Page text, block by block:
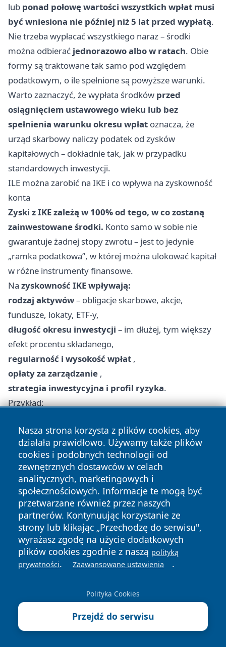
lub ponad połowę wartości wszystkich wpłat musi
być wniesiona nie później niż 5 lat przed wypłatą.
Nie trzeba wypłacać wszystkiego naraz – środki
można odbierać jednorazowo albo w ratach. Obie
formy są traktowane tak samo pod względem
podatkowym, o ile spełnione są powyższe warunki.
Warto zaznaczyć, że wypłata środków przed
osiągnięciem ustawowego wieku lub bez
spełnienia warunku okresu wpłat oznacza, że
urząd skarbowy naliczy podatek od zysków
kapitałowych – dokładnie tak, jak w przypadku
standardowych inwestycji.
ILE można zarobić na IKE i co wpływa na zyskowność
konta
Zyski z IKE zależą w 100% od tego, w co zostaną
zainwestowane środki. Konto samo w sobie nie
gwarantuje żadnej stopy zwrotu – jest to jedynie
„ramka podatkowa”, w której można ulokować kapitał
w różne instrumenty finansowe.
Na zyskowność IKE wpływają:
rodzaj aktywów– obligacje skarbowe, akcje,
fundusze, lokaty, ETF-y,
długość okresu inwestycji – im dłużej, tym większy
efekt procentu składanego,
regularność i wysokość wpłat ,
opłaty za zarządzanie ,
strategia inwestycyjna i profil ryzyka.
Przykład:
15 lat i założeniu średniorocznej stopy zwrotu5%,
wartość konta może wyglądać następująco:
Suma wpłat : 300 000 zł
Zysk kapitałowy : ~165 000 zł
Wartość końcowa konta: ~465 000 zł
Podatek Belki: 0 zł(jeśli wypłata zgodna z ustawą)
Efektywny zysk netto: ~165 000 zł
Dla porównania – gdyby taka sama inwestycja była
realizowana poza IKE, podatek Belki zredukowałby
zysk o około31 350 zł(czyli 19% z 165 000 zł). To
przewagę konta IKE.
Ile kosztuje prowadzenie konta IKE i jakie są ukryte
opłaty
Nasza strona korzysta z plików cookies, aby
działała prawidłowo. Używamy także plików
cookies i podobnych technologii od
zewnętrznych dostawców w celach
analitycznych, marketingowych i
społecznościowych. Informacje te mogą być
przetwarzane również przez naszych
partnerów. Kontynuując korzystanie ze
strony lub klikając „Przechodzę do serwisu",
wyrażasz zgodę na użycie dodatkowych
plików cookies zgodnie z naszą polityką
prywatności. Zaawansowane ustawienia .
Polityka Cookies
Przejdź do serwisu